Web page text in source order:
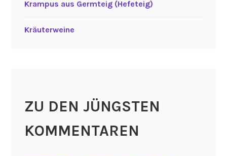
Krampus aus Germteig (Hefeteig)
Kräuterweine
ZU DEN JÜNGSTEN
KOMMENTAREN